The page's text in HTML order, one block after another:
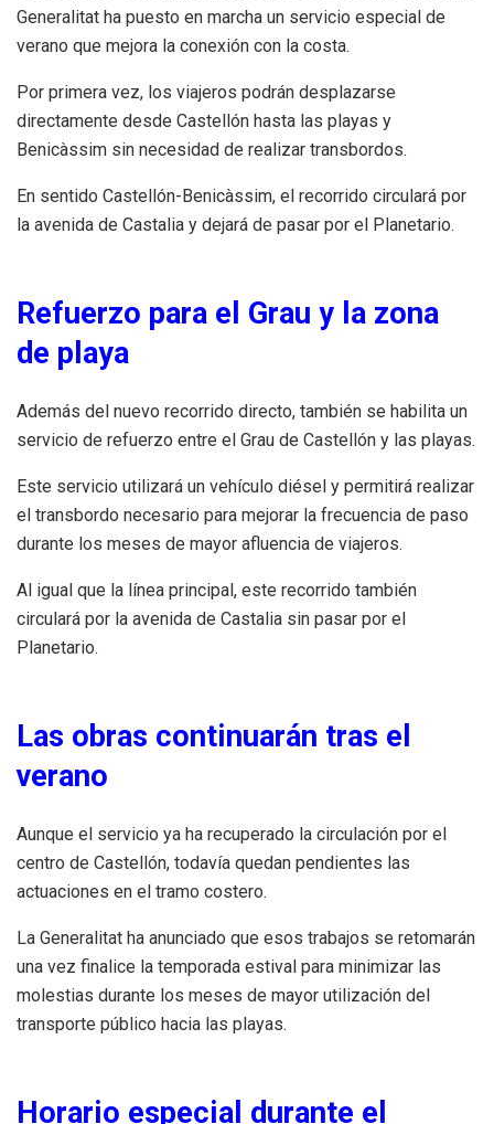
Generalitat ha puesto en marcha un servicio especial de
verano que mejora la conexión con la costa.
Por primera vez, los viajeros podrán desplazarse
directamente desde Castellón hasta las playas y
Benicàssim sin necesidad de realizar transbordos.
En sentido Castellón-Benicàssim, el recorrido circulará por
la avenida de Castalia y dejará de pasar por el Planetario.
Refuerzo para el Grau y la zona
de playa
Además del nuevo recorrido directo, también se habilita un
servicio de refuerzo entre el Grau de Castellón y las playas.
Este servicio utilizará un vehículo diésel y permitirá realizar
el transbordo necesario para mejorar la frecuencia de paso
durante los meses de mayor afluencia de viajeros.
Al igual que la línea principal, este recorrido también
circulará por la avenida de Castalia sin pasar por el
Planetario.
Las obras continuarán tras el
verano
Aunque el servicio ya ha recuperado la circulación por el
centro de Castellón, todavía quedan pendientes las
actuaciones en el tramo costero.
La Generalitat ha anunciado que esos trabajos se retomarán
una vez finalice la temporada estival para minimizar las
molestias durante los meses de mayor utilización del
transporte público hacia las playas.
Horario especial durante el